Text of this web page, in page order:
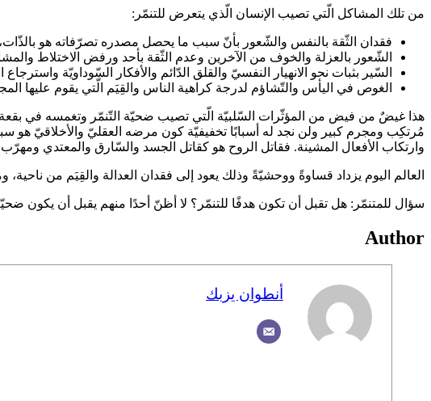
من تلك المشاكل الّتي تصيب الإنسان الّذي يتعرض للتنمّر:
فقدان الثّقة بالنفس والشّعور بأنّ سبب ما يحصل مصدره تصرّفاته هو
الشّعور بالعزلة والخوف من الآخرين وعدم الثّقة بأحد ورفض الاختلاط
السّير بثبات نحو الانهيار النفسيّ والقلق الدّائم والأفكار السّوداويّة
الغوص في اليأس والتّشاؤم لدرجة كراهية الناس والقِيَم الّتي يقوم عليها
هذا غيضٌ من فيض من المؤثّرات السّلبيّة الّتي تصيب ضحيّة التّنمّر وتغمسه في
مُرتكِب ومجرم كبير ولن نجد له أسبابًا تخفيفيّة كون مرضه العقليّ والأخلاقيّ هو
وارتكاب الأفعال المشينة. فقاتل الروح هو كقاتل الجسد والسّارق والمعتدي
العالم اليوم يزداد قساوةً ووحشيّةً وذلك يعود إلى فقدان العدالة والقِيَم من
سؤال للمتنمّر: هل تقبل أن تكون هدفًا للتنمّر؟ لا أظنّ أحدًا منهم يقبل أن يكون ضحيّة
Author
أنطوان يزبك